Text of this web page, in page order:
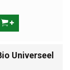
Universeel